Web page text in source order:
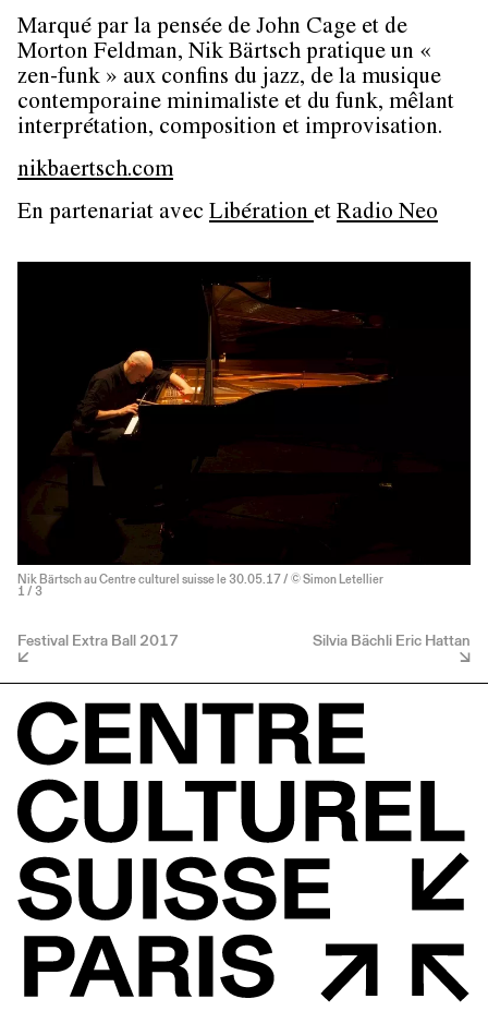
Marqué par la pensée de John Cage et de
Morton Feldman, Nik Bärtsch pratique un «
zen-funk » aux confins du jazz, de la musique
contemporaine minimaliste et du funk, mêlant
interprétation, composition et improvisation.
nikbaertsch.com
En partenariat avec Libérationet Radio Neo
Nik Bärtsch au Centre culturel suisse le 30.05.17 / © Simon Letellier
1 / 3
Festival Extra Ball 2017 Silvia Bächli Eric Hattan